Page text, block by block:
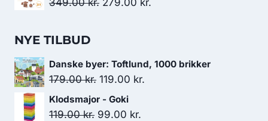
349.00kr.
349.00 kr..
279.00 kr.
279.00 kr..
NYE TILBUD
Danske byer: Toftlund, 1000 brikker
179.00kr. Den
oprindelige
pris
119.00 kr.
Klodsmajor - Goki
119.00kr. Den
99.00 kr.